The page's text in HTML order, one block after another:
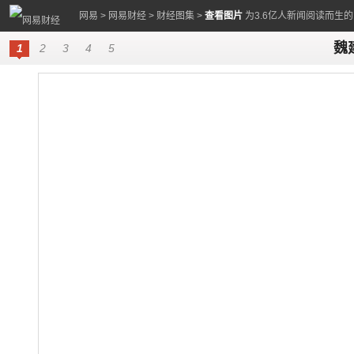
网易 > 网易财经 > 财经图集 > 查看图片 为3.6亿人新闻阅读而生
1 2 3 4 5 魏